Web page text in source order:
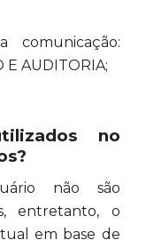
E AUDITORIA;
no
não são
entretanto, o
em base de